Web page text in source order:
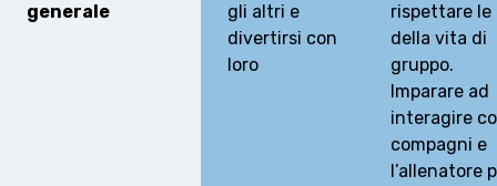
ETICA E INTEGRITÀ
generale
gli altri e
divertirsi con
loro
rispettare le
della vita di
gruppo.
Imparare ad
interagire
compagni e
l’allenatore